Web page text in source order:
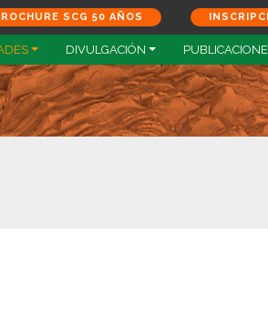
SCG 50 AÑOS
DIVULGACIÓN